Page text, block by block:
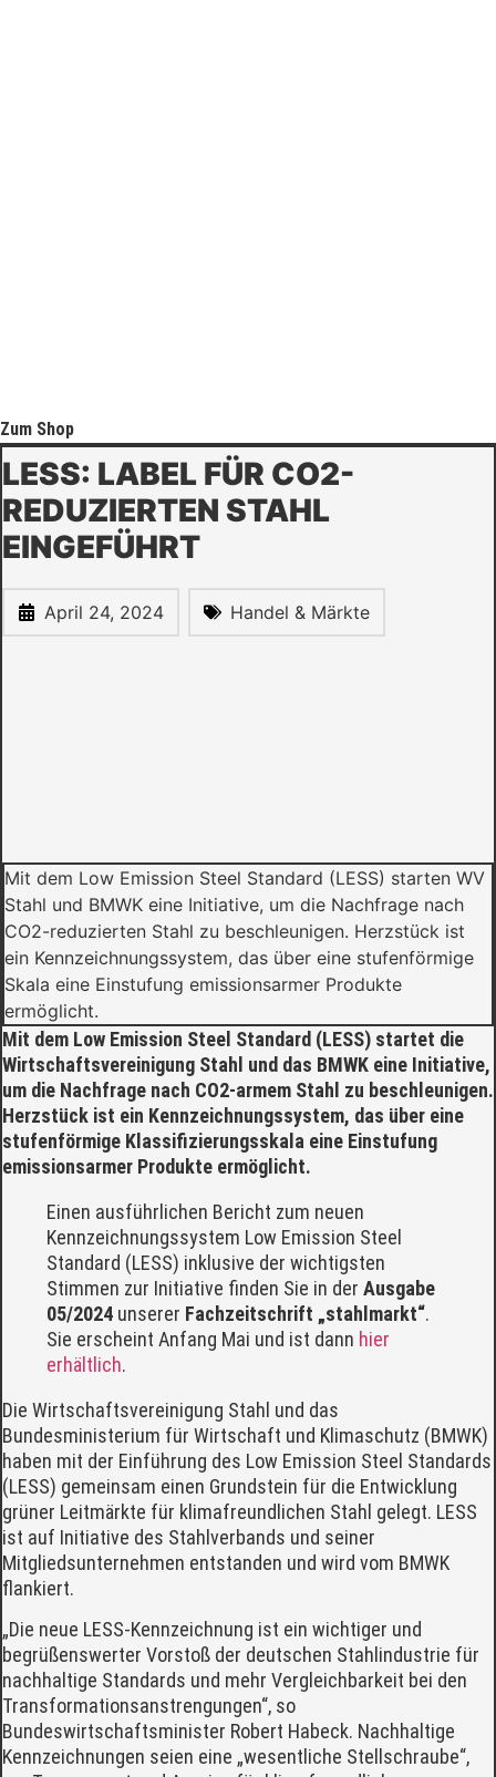
Zum Shop
LESS: LABEL FÜR CO2-
REDUZIERTEN STAHL
EINGEFÜHRT
April 24, 2024 Handel & Märkte
Mit dem Low Emission Steel Standard (LESS) starten WV
Stahl und BMWK eine Initiative, um die Nachfrage nach
CO2-reduzierten Stahl zu beschleunigen. Herzstück ist
ein Kennzeichnungssystem, das über eine stufenförmige
Skala eine Einstufung emissionsarmer Produkte
ermöglicht.
Mit dem Low Emission Steel Standard (LESS) startet die
Wirtschaftsvereinigung Stahl und das BMWK eine Initiative,
um die Nachfrage nach CO2-armem Stahl zu beschleunigen.
Herzstück ist ein Kennzeichnungssystem, das über eine
stufenförmige Klassifizierungsskala eine Einstufung
emissionsarmer Produkte ermöglicht.
Einen ausführlichen Bericht zum neuen
Kennzeichnungssystem Low Emission Steel
Standard (LESS) inklusive der wichtigsten
Stimmen zur Initiative finden Sie in der Ausgabe
05/2024 unserer Fachzeitschrift „stahlmarkt“.
Sie erscheint Anfang Mai und ist dann hier
erhältlich.
Die Wirtschaftsvereinigung Stahl und das
Bundesministerium für Wirtschaft und Klimaschutz (BMWK)
haben mit der Einführung des Low Emission Steel Standards
(LESS) gemeinsam einen Grundstein für die Entwicklung
grüner Leitmärkte für klimafreundlichen Stahl gelegt. LESS
ist auf Initiative des Stahlverbands und seiner
Mitgliedsunternehmen entstanden und wird vom BMWK
flankiert.
„Die neue LESS-Kennzeichnung ist ein wichtiger und
begrüßenswerter Vorstoß der deutschen Stahlindustrie für
nachhaltige Standards und mehr Vergleichbarkeit bei den
Transformationsanstrengungen“, so
Bundeswirtschaftsminister Robert Habeck. Nachhaltige
Kennzeichnungen seien eine „wesentliche Stellschraube“,